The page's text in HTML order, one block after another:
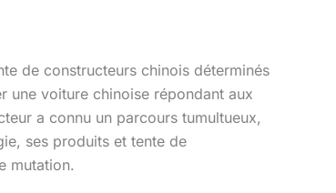
de constructeurs chinois déterminés
une voiture chinoise répondant aux
a connu un parcours tumultueux,
ses produits et tente de
mutation.